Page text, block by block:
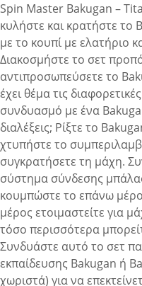
Spin Master Bakugan –
κυλήστε και κρατήστε το
με το κουπί με ελατήριο
Διακοσμήστε το σετ
αντιπροσωπεύσετε το
έχει θέμα τις
συνδυασμό με ένα
διαλέξεις; Ρίξτε το
χτυπήστε το
συγκρατήσετε τη μάχη.
σύστημα σύνδεσης
κουμπώστε το επάνω
μέρος ετοιμαστείτε για
τόσο περισσότερα
Συνδυάστε αυτό το σετ
εκπαίδευσης Bakugan ή
χωριστά) για να